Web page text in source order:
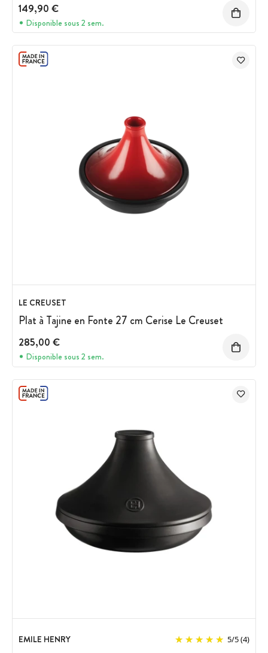
149,90 €
Disponible sous 2 sem.
LE CREUSET
Plat à Tajine en Fonte 27 cm Cerise Le Creuset
285,00 €
Disponible sous 2 sem.
EMILE HENRY 5/5(4)